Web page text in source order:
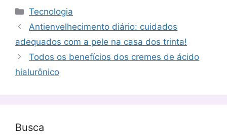
Categorias
Tecnologia
Antienvelhecimento diário: cuidados
adequados com a pele na casa dos trinta!
Todos os benefícios dos cremes de ácido
hialurônico
Busca